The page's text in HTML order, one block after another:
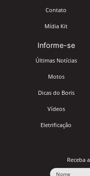
Contato
Mídia Kit
Informe-se
Últimas Notícias
Motos
Dicas do Boris
Vídeos
Eletrificação
Receba